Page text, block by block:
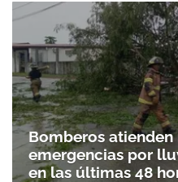
Bomberos atienden
emergencias por
en las últimas 48